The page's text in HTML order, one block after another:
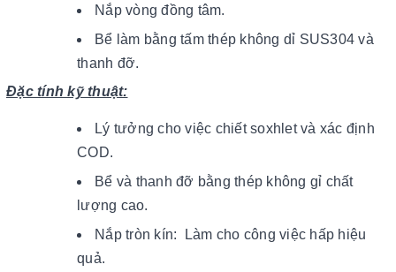
Nắp vòng đồng tâm.
Bể làm bằng tấm thép không dỉ SUS304 và
thanh đỡ.
Đặc tính kỹ thuật:
Lý tưởng cho việc chiết soxhlet và xác định
COD.
Bể và thanh đỡ bằng thép không gỉ chất
lượng cao.
Nắp tròn kín: Làm cho công việc hấp hiệu
quả.